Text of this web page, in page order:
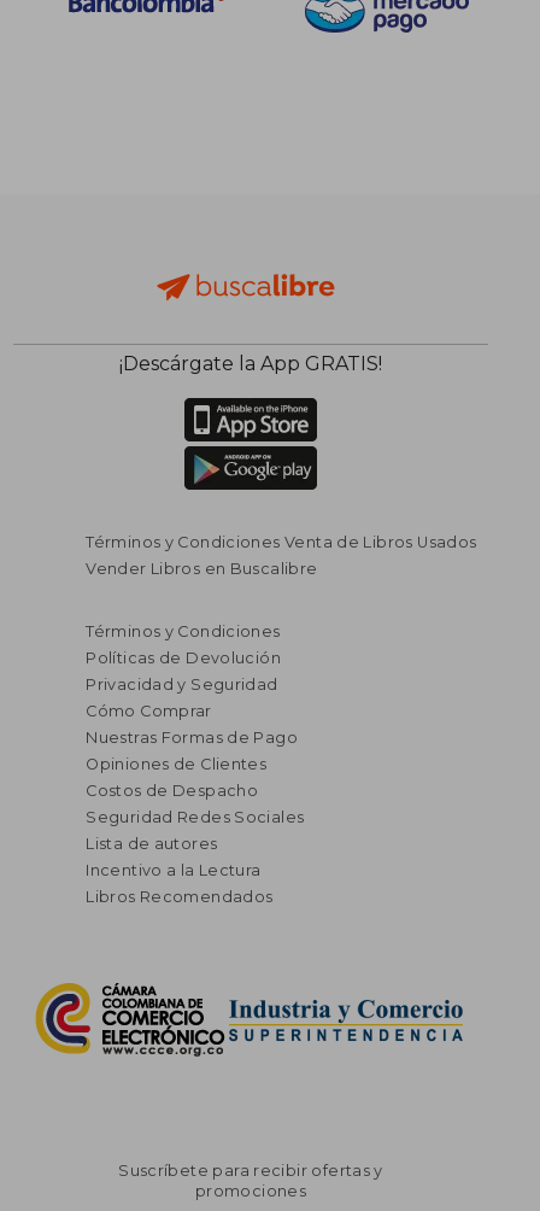
¡Descárgate la App GRATIS!
Términos y Condiciones Venta de Libros Usados
Vender Libros en Buscalibre
Términos y Condiciones
Políticas de Devolución
Privacidad y Seguridad
Cómo Comprar
Nuestras Formas de Pago
Opiniones de Clientes
Costos de Despacho
Seguridad Redes Sociales
Lista de autores
Incentivo a la Lectura
Libros Recomendados
Suscríbete para recibir ofertas y
promociones